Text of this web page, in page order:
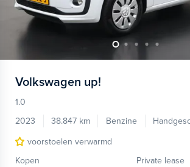
Volkswagen up!
1.0
2023
38.847 km Benzine
voorstoelen verwarmd
Kopen
Private lease